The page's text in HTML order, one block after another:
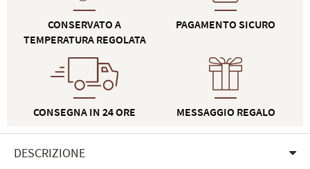
CONSERVATO A
TEMPERATURA REGOLATA
CONSEGNA IN 24 ORE
PAGAMENTO SICURO
MESSAGGIO REGALO
DESCRIZIONE